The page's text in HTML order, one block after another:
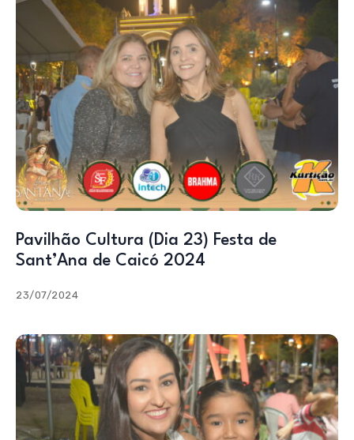
Pavilhão Cultura (Dia 23) Festa de
Sant’Ana de Caicó 2024
23/07/2024